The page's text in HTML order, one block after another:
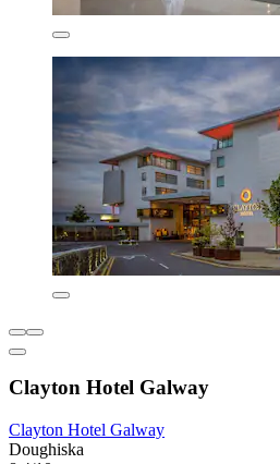
Clayton Hotel Galway
Clayton Hotel Galway
Doughiska